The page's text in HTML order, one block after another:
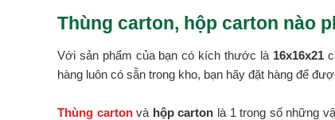
Thùng carton, hộp carton nào
Với sản phẩm của bạn có kích thước là 16x16x21
hàng luôn có sẵn trong kho, bạn hãy đặt hàng để
Thùng cartonvà hộp carton là 1 trong số những